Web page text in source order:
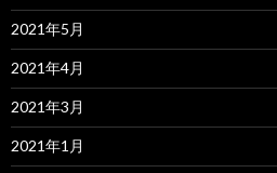
2021年5月
2021年4月
2021年3月
2021年1月